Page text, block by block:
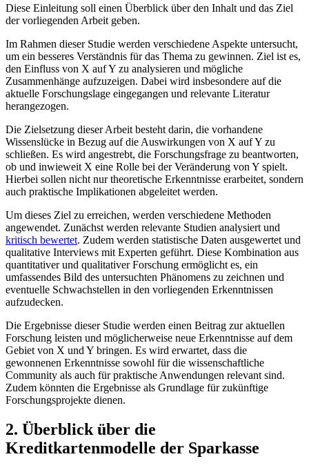
Diese Einleitung soll einen Überblick über den Inhalt und das Ziel
der vorliegenden Arbeit geben.
Im Rahmen dieser Studie werden verschiedene⁢ Aspekte⁤ untersucht,​
um⁢ ein besseres ‍Verständnis für das Thema zu‌ gewinnen. Ziel ist⁣ es,
den Einfluss von X‌ auf Y ​zu analysieren und mögliche
Zusammenhänge aufzuzeigen. Dabei⁤ wird ⁣insbesondere‍ auf‌ die
⁤aktuelle Forschungslage ​eingegangen ‍und relevante Literatur
herangezogen.
Die​ Zielsetzung dieser Arbeit besteht darin, die‌ vorhandene
Wissenslücke in Bezug auf die Auswirkungen von X auf ​Y⁤ zu
schließen. Es wird angestrebt, ⁣die⁢ Forschungsfrage​ zu beantworten,
ob und inwieweit X eine ⁣Rolle bei der​ Veränderung ‍von Y​ spielt.
Hierbei sollen nicht nur theoretische Erkenntnisse erarbeitet,​ sondern
auch praktische Implikationen abgeleitet ​werden.
Um ‍dieses ​Ziel zu erreichen, werden verschiedene Methoden
angewendet. Zunächst werden⁢ relevante Studien analysiert und ⁢
kritisch bewertet. Zudem‌ werden statistische Daten ausgewertet und⁤
qualitative Interviews​ mit ⁤Experten​ geführt. Diese⁣ Kombination aus
quantitativer und qualitativer Forschung ermöglicht es, ⁤ein
umfassendes Bild ‍des untersuchten Phänomens zu zeichnen und
eventuelle Schwachstellen ​in den vorliegenden Erkenntnissen
aufzudecken.
Die Ergebnisse dieser Studie werden einen ‌Beitrag ⁤zur aktuellen
Forschung leisten und möglicherweise ​neue⁣ Erkenntnisse ⁣auf dem
Gebiet von X ​und Y bringen.‌ Es⁢ wird ⁣erwartet, dass⁢ die
gewonnenen Erkenntnisse‌ sowohl‌ für die ⁤wissenschaftliche
Community als auch für praktische​ Anwendungen ⁢relevant sind.
Zudem⁢ könnten die ​Ergebnisse als Grundlage für zukünftige
Forschungsprojekte dienen.
2. Überblick ​über die‍
Kreditkartenmodelle der Sparkasse